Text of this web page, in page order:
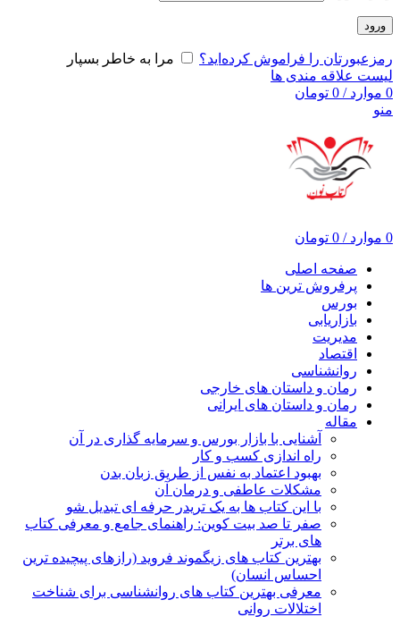
ورود
رمزعبورتان را فراموش کرده‌اید؟
مرا به خاطر بسپار
لیست علاقه مندی ها
0 موارد /
0 تومان
منو
0 موارد /
0 تومان
صفحه اصلی
پرفروش ترین ها
بورس
بازاریابی
مدیریت
اقتصاد
روانشناسی
رمان و داستان های خارجی
رمان و داستان های ایرانی
مقاله
آشنایی با بازار بورس و سرمایه گذاری در آن
راه اندازی کسب و کار
بهبود اعتماد به نفس از طریق زبان بدن
مشکلات عاطفی و درمان آن
با این کتاب ها به یک تریدر حرفه ای تبدیل شو
صفر تا صد بیت کوین: راهنمای جامع و معرفی کتاب
های برتر
بهترین کتاب های زیگموند فروید (رازهای پیچیده ترین
احساس انسان)
معرفی بهترین کتاب های روانشناسی برای شناخت
اختلالات روانی